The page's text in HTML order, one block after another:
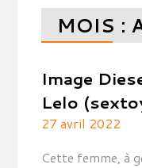
MOIS :
Image
Lelo
27 avril 2022
Cette femme, à